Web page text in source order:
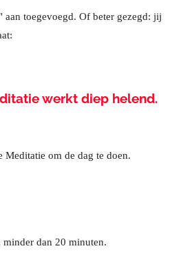
aan toegevoegd. Of beter gezegd: jij
werkt diep helend.
Meditatie om de dag te doen.
minder dan 20 minuten.